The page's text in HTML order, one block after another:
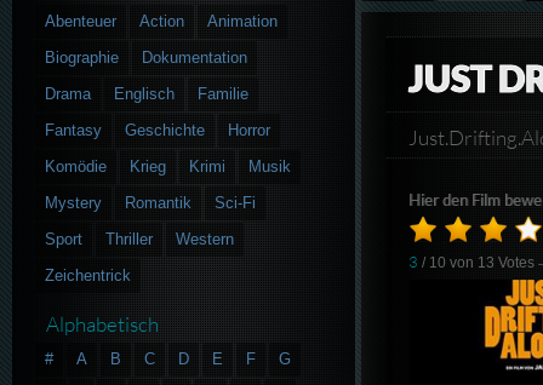
JUST
Hier den Film
3 / 10 von 13 Votes
Abenteuer Action
Animation
Biographie
Dokumentation
Drama
Englisch
Familie
Fantasy
Geschichte
Horror
Komödie
Krieg Krimi
Musik
Mystery
Romantik
Sci-Fi
Sport
Thriller
Western
Zeichentrick
Alphabetisch
# A B C D E F
G